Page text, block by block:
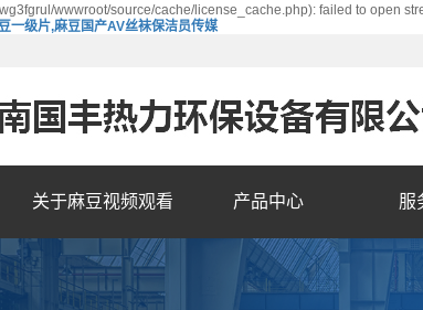
wwwroot/source/cache/license_cache.php): failed to open
一级片,麻豆国产AV丝袜保洁员传媒
关于麻豆视频观看 产品中心 服